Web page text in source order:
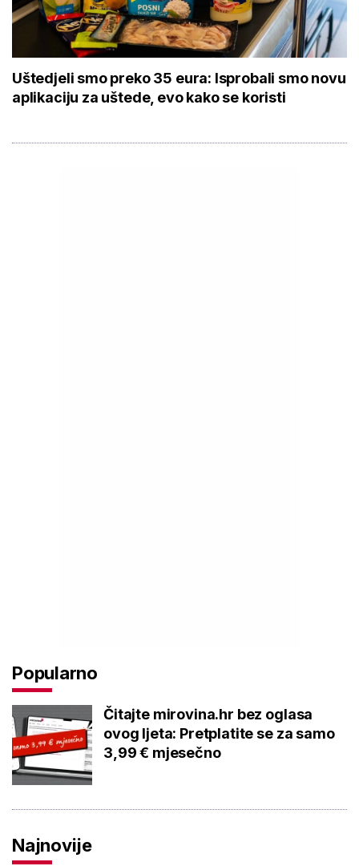
Uštedjeli smo preko 35 eura: Isprobali smo novu
aplikaciju za uštede, evo kako se koristi
Popularno
Čitajte mirovina.hr bez oglasa
ovog ljeta: Pretplatite se za samo
3,99 € mjesečno
Najnovije